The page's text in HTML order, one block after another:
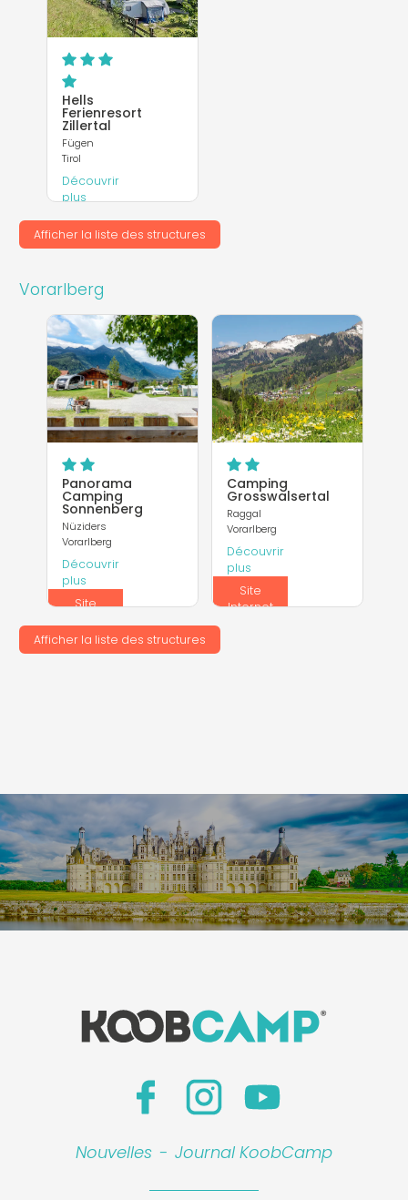
Hells
Ferienresort
Zillertal
Fügen
Tirol
Découvrir
plus
Site
Internet
Afficher la liste des structures
Vorarlberg
Panorama
Camping
Sonnenberg
Nüziders
Vorarlberg
Découvrir
plus
Site
Camping
Grosswalsertal
Raggal
Vorarlberg
Découvrir
plus
Site
Internet
Afficher la liste des structures
Nouvelles - Journal KoobCamp